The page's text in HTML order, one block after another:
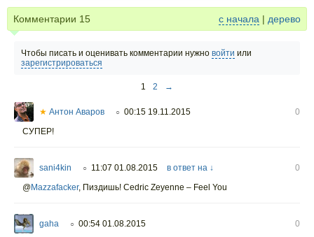
Комментарии 15 с начала | дерево
Чтобы писать и оценивать комментарии нужно войти или
зарегистрироваться
1 2 →
★ Антон Аваров ○ 00:15 19.11.2015
0
СУПЕР!
sani4kin ○ 11:07 01.08.2015 в ответ на ↓
0
@Mazzafacker, Пиздишь! Cedric Zeyenne – Feel You
gaha ○ 00:54 01.08.2015
0